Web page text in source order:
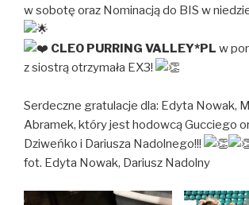
w sobotę oraz Nominacją do BIS w
CLEO PURRING VALLEY*PL w
z siostrą otrzymała EX3!
Serdeczne gratulacje dla: Edyta Nowak,
Abramek, który jest hodowcą Gucciego
Dziweńko i Dariusza Nadolnego!!!
fot. Edyta Nowak, Dariusz Nadolny